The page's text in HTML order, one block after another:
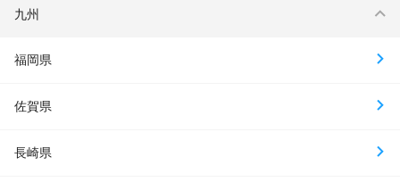
九州
福岡県
佐賀県
長崎県